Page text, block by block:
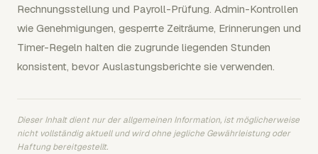
Rechnungsstellung und Payroll-Prüfung. Admin-Kontrollen
wie Genehmigungen, gesperrte Zeiträume, Erinnerungen und
Timer-Regeln halten die zugrunde liegenden Stunden
konsistent, bevor Auslastungsberichte sie verwenden.
Dieser Inhalt dient nur der allgemeinen Information, ist möglicherweise
nicht vollständig aktuell und wird ohne jegliche Gewährleistung oder
Haftung bereitgestellt.